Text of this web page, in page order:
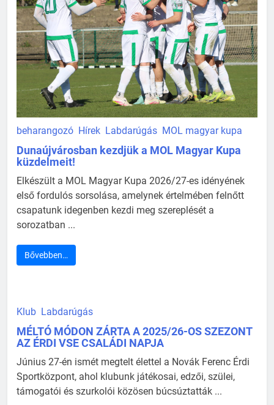
beharangozó Hírek Labdarúgás MOL magyar kupa
Dunaújvárosban kezdjük a MOL Magyar Kupa
küzdelmeit!
Elkészült a MOL Magyar Kupa 2026/27-es idényének
első fordulós sorsolása, amelynek értelmében felnőtt
csapatunk idegenben kezdi meg szereplését a
sorozatban ...
Bővebben…
Klub Labdarúgás
MÉLTÓ MÓDON ZÁRTA A 2025/26-OS SZEZONT
AZ ÉRDI VSE CSALÁDI NAPJA
Június 27-én ismét megtelt élettel a Novák Ferenc Érdi
Sportközpont, ahol klubunk játékosai, edzői, szülei,
támogatói és szurkolói közösen búcsúztatták ...